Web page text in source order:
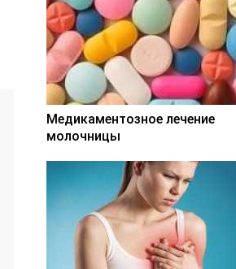
Медикаментозное лечение
молочницы